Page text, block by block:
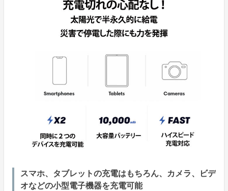
スマホ、タブレットの充電はもちろん、カメラ、ビデ
オなどの小型電子機器を充電可能